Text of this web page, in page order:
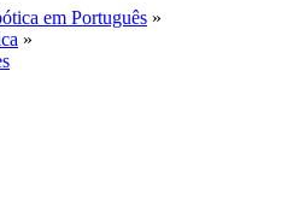
em Português »
»